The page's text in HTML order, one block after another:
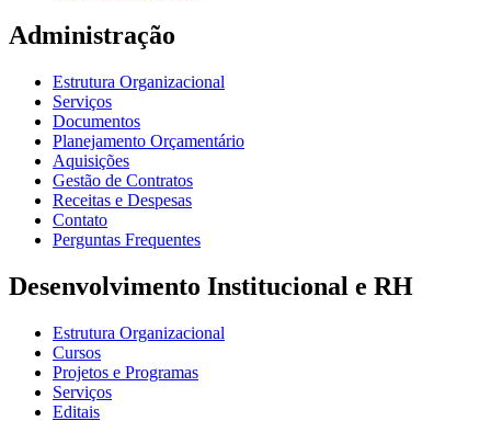
Administração
Estrutura Organizacional
Serviços
Documentos
Planejamento Orçamentário
Aquisições
Gestão de Contratos
Receitas e Despesas
Contato
Perguntas Frequentes
Desenvolvimento Institucional e RH
Estrutura Organizacional
Cursos
Projetos e Programas
Serviços
Editais